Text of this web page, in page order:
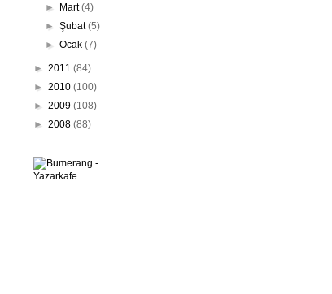
►
Mart(4)
►Şubat(5)
►Ocak(7)
► 2011 (84)
► 2010 (100)
► 2009 (108)
► 2008 (88)